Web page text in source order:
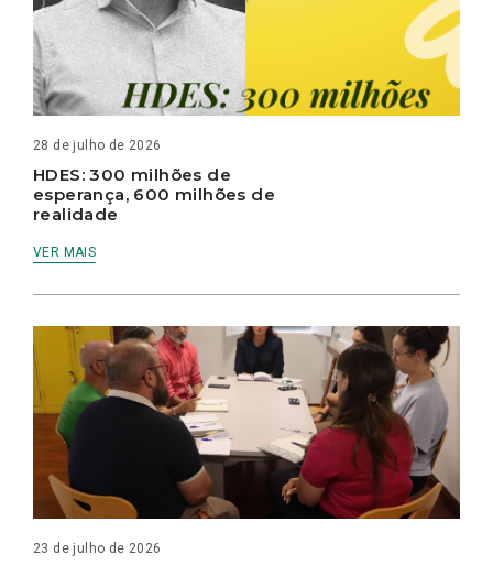
28 de julho de 2026
HDES: 300 milhões de
esperança, 600 milhões de
realidade
VER MAIS
23 de julho de 2026